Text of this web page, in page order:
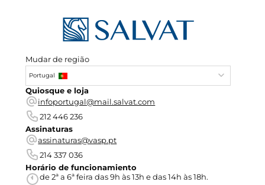
Mudar de região
Portugal
Quiosque e loja
infoportugal@mail.salvat.com
212 446 236
Assinaturas
assinaturas@vasp.pt
214 337 036
Horário de funcionamiento
de 2ª a 6ª feira das 9h às 13h e das 14h às 18h.